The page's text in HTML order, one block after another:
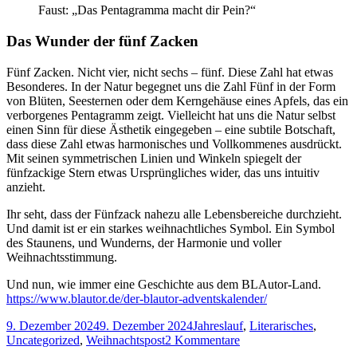
Faust: „Das Pentagramma macht dir Pein?“
Das Wunder der fünf Zacken
Fünf Zacken. Nicht vier, nicht sechs – fünf. Diese Zahl hat etwas
Besonderes. In der Natur begegnet uns die Zahl Fünf in der Form
von Blüten, Seesternen oder dem Kerngehäuse eines Apfels, das ein
verborgenes Pentagramm zeigt. Vielleicht hat uns die Natur selbst
einen Sinn für diese Ästhetik eingegeben – eine subtile Botschaft,
dass diese Zahl etwas harmonisches und Vollkommenes ausdrückt.
Mit seinen symmetrischen Linien und Winkeln spiegelt der
fünfzackige Stern etwas Ursprüngliches wider, das uns intuitiv
anzieht.
Ihr seht, dass der Fünfzack nahezu alle Lebensbereiche durchzieht.
Und damit ist er ein starkes weihnachtliches Symbol. Ein Symbol
des Staunens, und Wunderns, der Harmonie und voller
Weihnachtsstimmung.
Und nun, wie immer eine Geschichte aus dem BLAutor-Land.
https://www.blautor.de/der-blautor-adventskalender/
Veröffentlicht
am
9. Dezember 20249. Dezember 2024Kategorien
Jahreslauf, Literarisches,
Uncategorized, Weihnachtspost2 Kommentarezu